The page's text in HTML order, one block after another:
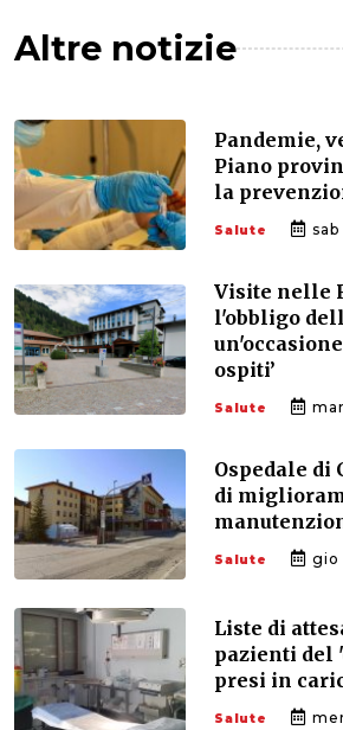
Altre notizie
Pandemie,
Piano
la
Salute
Visite nelle
l'obbligo
ospiti’
Salute
Ospedale di
di
Salute gio
Liste di
pazienti del
presi in
Salute